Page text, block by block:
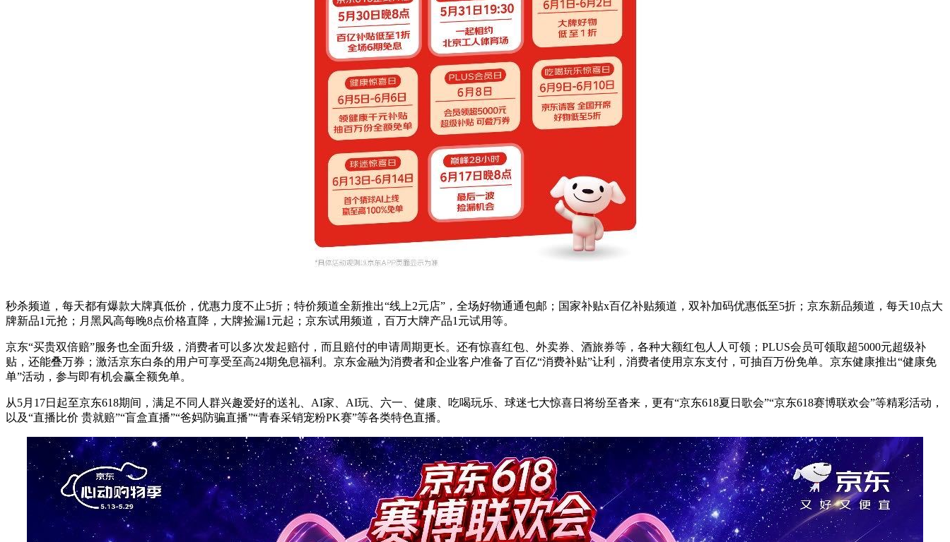
秒杀频道，每天都有爆款大牌真低价，优惠力度不止5折；特价频道全新推出“线上2元店”，全场好物通通包邮；国家补贴x百亿补贴频道，双补加码优惠低至5折；京东新品频道，每天10点大
牌新品1元抢；月黑风高每晚8点价格直降，大牌捡漏1元起；京东试用频道，百万大牌产品1元试用等。
京东“买贵双倍赔”服务也全面升级，消费者可以多次发起赔付，而且赔付的申请周期更长。还有惊喜红包、外卖券、酒旅券等，各种大额红包人人可领；PLUS会员可领取超5000元超级补
贴，还能叠万券；激活京东白条的用户可享受至高24期免息福利。京东金融为消费者和企业客户准备了百亿“消费补贴”让利，消费者使用京东支付，可抽百万份免单。京东健康推出“健康免
单”活动，参与即有机会赢全额免单。
从5月17日起至京东618期间，满足不同人群兴趣爱好的送礼、AI家、AI玩、六一、健康、吃喝玩乐、球迷七大惊喜日将纷至沓来，更有“京东618夏日歌会”“京东618赛博联欢会”等精彩活动，
以及“直播比价 贵就赔”“盲盒直播”“爸妈防骗直播”“青春采销宠粉PK赛”等各类特色直播。